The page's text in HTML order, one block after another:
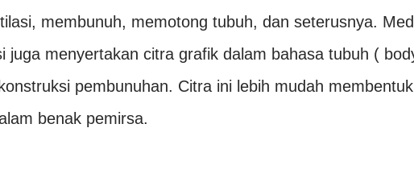
membunuh, memotong tubuh, dan seterusnya.
juga menyertakan citra grafik dalam bahasa tubuh (
pembunuhan. Citra ini lebih mudah membentuk
benak pemirsa.